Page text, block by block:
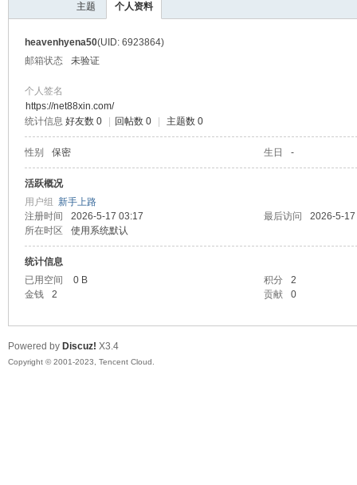
主题 个人资料
heavenhyena50(UID: 6923864)
邮箱状态
未验证
个人签名
https://net88xin.com/
统计信息 好友数 0 回帖数 0 主题数 0
性别 保密 生日 -
活跃概况
用户组 新手上路
注册时间
2026-5-17 03:17 最后访问
2026-5-
所在时区
使用系统默认
统计信息
已用空间
0 B 积分
2
金钱
2 贡献 0
Powered by Discuz! X3.4
Copyright © 2001-2023, Tencent Cloud.